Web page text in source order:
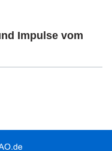
Impulse vom